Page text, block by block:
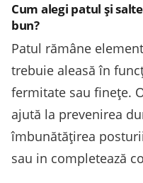
Cum alegi patul și
bun?
Patul rămâne
trebuie aleasă în
fermitate sau finețe.
ajută la prevenirea
îmbunătățirea
sau in completează